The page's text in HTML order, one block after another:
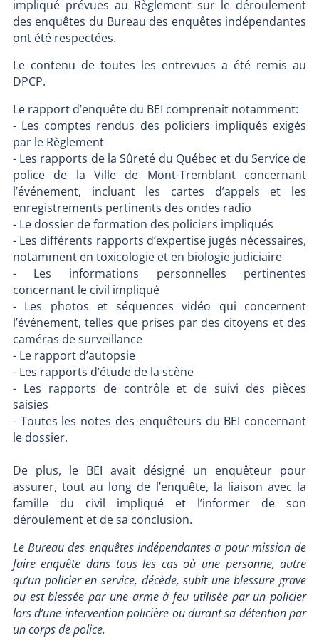
impliqué prévues au Règlement sur le déroulement
des enquêtes du Bureau des enquêtes indépendantes
ont été respectées.
Le contenu de toutes les entrevues a été remis au
DPCP.
Le rapport d’enquête du BEI comprenait notamment:
- Les comptes rendus des policiers impliqués exigés
par le Règlement
- Les rapports de la Sûreté du Québec et du Service de
police de la Ville de Mont-Tremblant concernant
l’événement, incluant les cartes d’appels et les
enregistrements pertinents des ondes radio
- Le dossier de formation des policiers impliqués
- Les différents rapports d’expertise jugés nécessaires,
notamment en toxicologie et en biologie judiciaire
- Les informations personnelles pertinentes
concernant le civil impliqué
- Les photos et séquences vidéo qui concernent
l’événement, telles que prises par des citoyens et des
caméras de surveillance
- Le rapport d’autopsie
- Les rapports d’étude de la scène
- Les rapports de contrôle et de suivi des pièces
saisies
- Toutes les notes des enquêteurs du BEI concernant
le dossier.
De plus, le BEI avait désigné un enquêteur pour
assurer, tout au long de l’enquête, la liaison avec la
famille du civil impliqué et l’informer de son
déroulement et de sa conclusion.
Le Bureau des enquêtes indépendantes a pour mission de
faire enquête dans tous les cas où une personne, autre
qu’un policier en service, décède, subit une blessure grave
ou est blessée par une arme à feu utilisée par un policier
lors d’une intervention policière ou durant sa détention par
un corps de police.